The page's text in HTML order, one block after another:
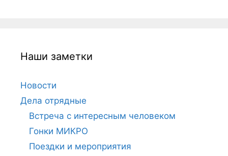
Наши заметки
Новости
Дела отрядные
Встреча с интересным человеком
Гонки МИКРО
Поездки и мероприятия